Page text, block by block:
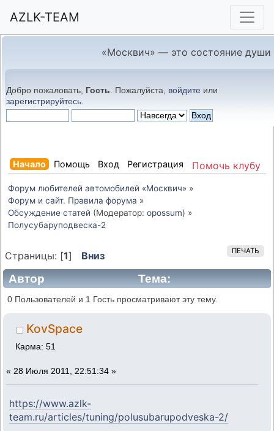
AZLK-TEAM
«Москвич» — это состояние души
Добро пожаловать, Гость . Пожалуйста, войдите или
зарегистрируйтесь
Помочь клубу
Начало Помощь Вход Регистрация
Форум любителей автомобилей «Москвич» »
Форум и сайт. Правила форума »
Обсуждение статей (Модератор: opossum) »
Полусубаруподвеска-2
ПЕЧАТЬ
Страницы: [1] Вниз
Автор
Тема:
Полусубаруподвеска-2 (Прочитано 6659
раз)
0 Пользователей и 1 Гость просматривают эту тему.
KovSpace
Карма: 51
« 28 Июля 2011, 22:51:34 »
https://www.azlk-
team.ru/articles/tuning/polusubarupodveska-2/